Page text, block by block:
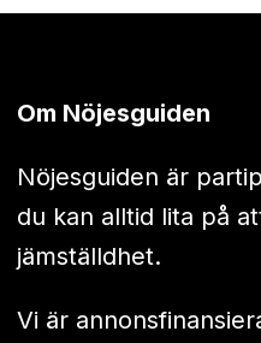
Om Nöjesguiden
Nöjesguiden är
du kan alltid lita på
jämställdhet.
Vi är